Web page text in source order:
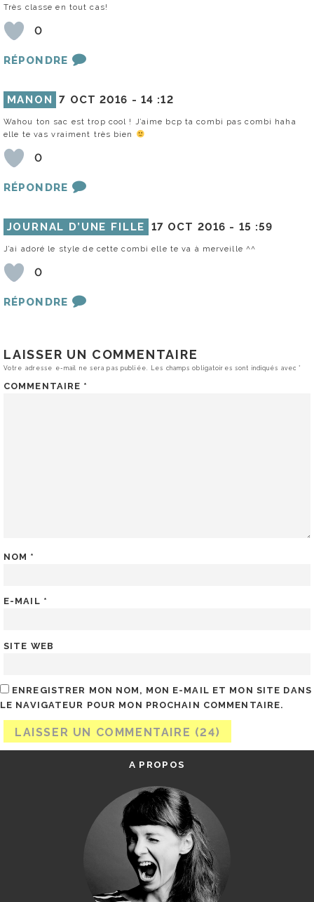
Très classe en tout cas!
0
RÉPONDRE
MANON 7 OCT 2016 - 14 :12
Wahou ton sac est trop cool ! J’aime bcp ta combi pas combi haha
elle te vas vraiment très bien
0
RÉPONDRE
JOURNAL D’UNE FILLE 17 OCT 2016 - 15 :59
J’ai adoré le style de cette combi elle te va à merveille ^^
0
RÉPONDRE
LAISSER UN COMMENTAIRE
Votre adresse e-mail ne sera pas publiée. Les champs obligatoires sont indiqués avec*
COMMENTAIRE *
NOM *
E-MAIL *
SITE WEB
ENREGISTRER MON NOM, MON E-MAIL ET MON SITE DANS
LE NAVIGATEUR POUR MON PROCHAIN COMMENTAIRE.
A PROPOS